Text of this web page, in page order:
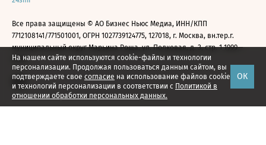
На нашем сайте используются cookie-файлы и технологии
персонализации. Продолжая пользоваться данным сайтом, вы
подтверждаете свое согласие на использование файлов cookie
и технологий персонализации в соответствии с Политикой в
отношении обработки персональных данных.
ОК
Все права защищены © АО Бизнес Ньюс Медиа, ИНН/КПП
7712108141/771501001, ОГРН 1027739124775, 127018, г. Москва, вн.тер.г.
муниципальный округ Марьина Роща, ул. Полковая, д. 3, стр. 1 1999—
2026